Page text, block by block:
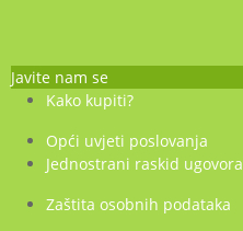
Javite nam se
Kako kupiti?
Opći uvjeti poslovanja
Jednostrani raskid ugovora
Zaštita osobnih podataka